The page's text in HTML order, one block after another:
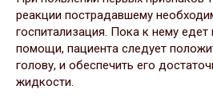
реакции пострадавшему
госпитализация. Пока к нему
помощи, пациента следует
голову, и обеспечить его
жидкости.